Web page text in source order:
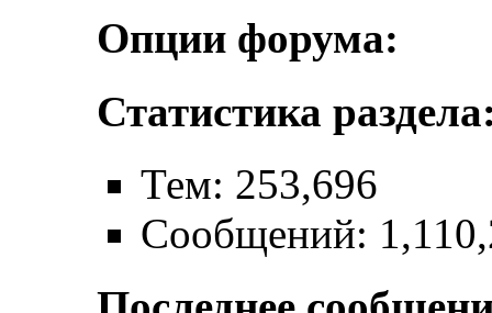
Опции форума:
Статистика
Тем: 253,696
Сообщений: